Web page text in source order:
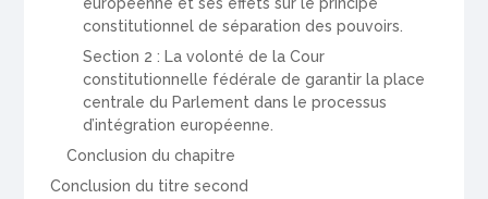
européenne et ses effets sur le principe
constitutionnel de séparation des pouvoirs.
Section 2 : La volonté de la Cour
constitutionnelle fédérale de garantir la place
centrale du Parlement dans le processus
d’intégration européenne.
Conclusion du chapitre
Conclusion du titre second